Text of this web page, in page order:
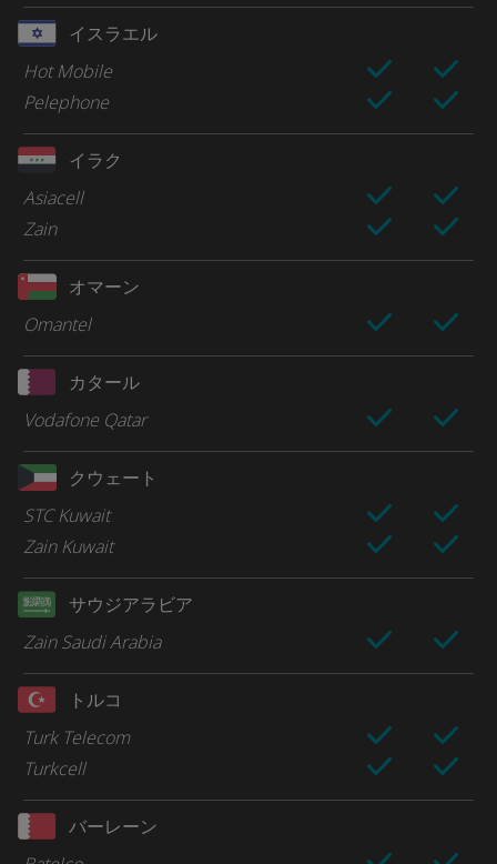
イスラエル
Hot Mobile
Pelephone
イラク
Asiacell
Zain
オマーン
Omantel
カタール
Vodafone Qatar
クウェート
STC Kuwait
Zain Kuwait
サウジアラビア
Zain Saudi Arabia
トルコ
Turk Telecom
Turkcell
バーレーン